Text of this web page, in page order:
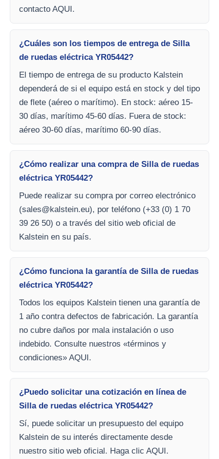
contacto AQUI.
¿Cuáles son los tiempos de entrega de Silla
de ruedas eléctrica YR05442?
El tiempo de entrega de su producto Kalstein
dependerá de si el equipo está en stock y del tipo
de flete (aéreo o marítimo). En stock: aéreo 15-
30 días, marítimo 45-60 días. Fuera de stock:
aéreo 30-60 días, marítimo 60-90 días.
¿Cómo realizar una compra de Silla de ruedas
eléctrica YR05442?
Puede realizar su compra por correo electrónico
(sales@kalstein.eu), por teléfono (+33 (0) 1 70
39 26 50) o a través del sitio web oficial de
Kalstein en su país.
¿Cómo funciona la garantía de Silla de ruedas
eléctrica YR05442?
Todos los equipos Kalstein tienen una garantía de
1 año contra defectos de fabricación. La garantía
no cubre daños por mala instalación o uso
indebido. Consulte nuestros «términos y
condiciones» AQUI.
¿Puedo solicitar una cotización en línea de
Silla de ruedas eléctrica YR05442?
Sí, puede solicitar un presupuesto del equipo
Kalstein de su interés directamente desde
nuestro sitio web oficial. Haga clic AQUI.